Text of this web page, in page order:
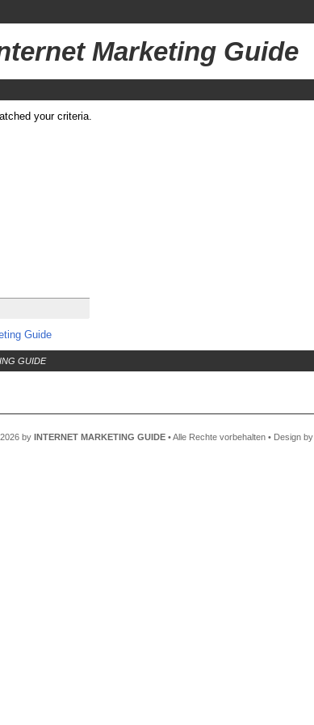
Marketing Guide
your criteria.
Guide
GUIDE
by INTERNET MARKETING GUIDE• Alle Rechte vorbehalten • Design by